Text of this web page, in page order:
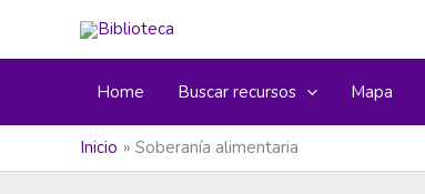
contenido
Home Buscar recursos Mapa
Inicio Soberanía alimentaria